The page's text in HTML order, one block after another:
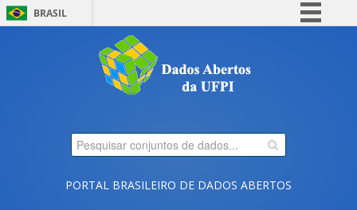
BRASIL
Comunica BR
Participe
Legislação
PORTAL BRASILEIRO DE DADOS ABERTOS